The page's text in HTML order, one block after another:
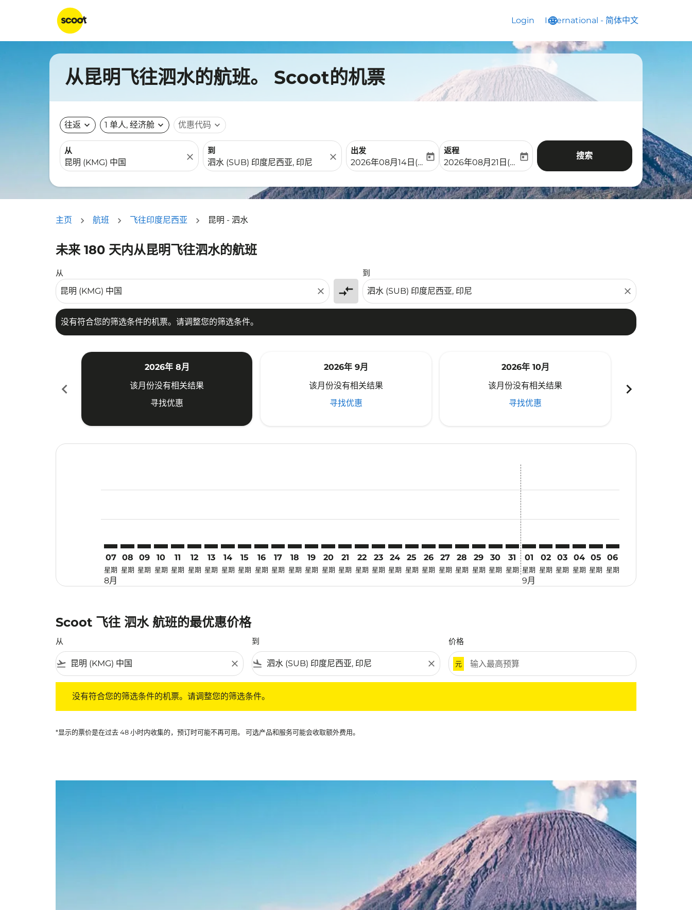
Login language
International - 简体中文
keyboard_arrow_down
从昆明飞往泗水的航班。 Scoot的机票
往返 expand_more 1 单人, 经济舱 expand_more 优惠代码 expand_more
从
close
到
close
出发
fc-booking-departure-date-aria-label
2026年08月14日(周五)
today
返程
fc-booking-return-date-aria-label
2026年08月21日(周五)
today 搜索
主页 航班 飞往印度尼西亚 昆明 - 泗水
未来 180 天内从昆明飞往泗水的航班
从
close compare_arrows
到
close
没有符合您的筛选条件的机票。请调整您的筛选条件。
没有符合您的筛选条件的机票。请调整您的筛选条件。
chevron_left
2026年 8月
该月份没有相关结果
寻找优惠
2026年 9月
该月份没有相关结果
寻找优惠
2026年 10月
该月份没有相关结果
寻找优惠
chevron_right
07
星期
8月
08
星期
09
星期
10
星期
11
星期
12
星期
13
星期
14
星期
15
星期
16
星期
17
星期
18
星期
19
星期
20
星期
KMG–SUB: cmp-view-offers-disclaimer. 寻找优惠
21
星期
KMG–SUB: cmp-view-offers-disclaimer. 寻找优惠
22
星期
KMG–SUB: cmp-view-offers-disclaimer. 寻找优惠
23
星期
KMG–SUB: cmp-view-offers-disclaimer. 寻找优惠
24
星期
KMG–SUB: cmp-view-offers-disclaimer. 寻找优惠
25
星期
KMG–SUB: cmp-view-offers-disclaimer. 寻找优惠
26
星期
KMG–SUB: cmp-view-offers-disclaimer. 寻找优惠
27
星期
KMG–SUB: cmp-view-offers-disclaimer. 寻找优惠
28
星期
KMG–SUB: cmp-view-offers-disclaimer. 寻找优惠
29
星期
KMG–SUB: cmp-view-offers-disclaimer. 寻找优惠
30
星期
KMG–SUB: cmp-view-offers-disclaimer. 寻找优惠
31
星期
01
星期
9月
02
星期
03
星期
04
星期
05
星期
06
星期
Scoot 飞往 泗水 航班的最优惠价格
从
flight_takeoff close
到
flight_land close
价格
元
没有符合您的筛选条件的机票。请调整您的筛选条件。
*显示的票价是在过去 48 小时内收集的，预订时可能不再可用。 可选产品和服务可能会收取额外费用。